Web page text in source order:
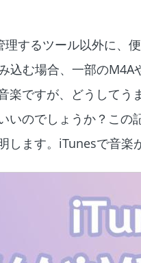
理するツール以外に、
込む場合、一部の
楽ですが、どうして
いのでしょうか？こ
します。iTunesで音楽